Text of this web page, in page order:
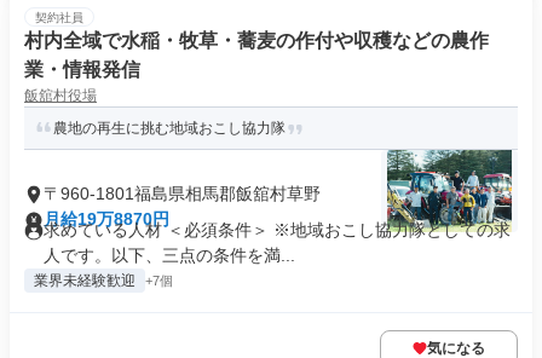
契約社員
村内全域で水稲・牧草・蕎麦の作付や収穫などの農作
業・情報発信
飯舘村役場
農地の再生に挑む地域おこし協力隊
〒960-1801福島県相馬郡飯舘村草野
月給19万8870円
求めている人材 ＜必須条件＞ ※地域おこし協力隊としての求
人です。以下、三点の条件を満...
業界未経験歓迎 +7個
気になる